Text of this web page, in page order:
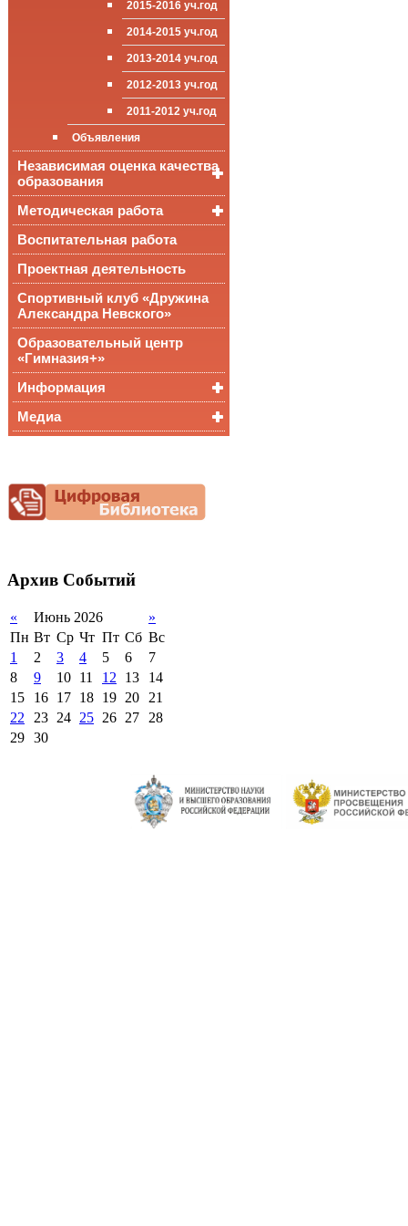
ООП СОО
школа»
приёма (перевода)
поддержки обучающихся
Международное
сотрудничество
Организация питания в
образовательной
организации
Достижения
2015-2016 уч.год
2014-2015 уч.год
2013-2014 уч.год
2012-2013 уч.год
2011-2012 уч.год
Объявления
Независимая оценка качества
образования
Независимая оценка
качества подготовки
обучающихся
Всероссийские
проверочные
работы
Всероссийская
олимпиада
мониторинг системы
образования
Методическая работа
Уроки, мероприятия
Публикации
Материалы
педагогического форума
Воспитательная работа
Проектная деятельность
Спортивный клуб «Дружина
Александра Невского»
Образовательный центр
«Гимназия+»
Информация
Снижение
документационной
нагрузки
Медиа
Архив Событий
« Июнь 2026
»
Пн Вт Ср Чт Пт Сб Вс
1
2 3 4 5 6
7
8
9 10 11 12 13
14
15
16 17 18 19 20 21
22 23 24 25 26 27 28
29 30